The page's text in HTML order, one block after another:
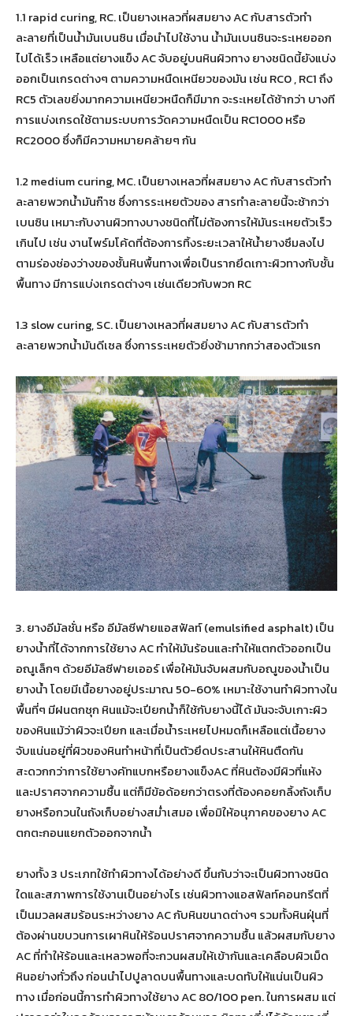
1.1 rapid curing, RC. เป็นยางเหลวที่ผสมยาง AC กับสารตัวทำ
ละลายที่เป็นน้ำมันเบนซิน เมื่อนำไปใช้งาน น้ำมันเบนซินจะระเหยออก
ไปได้เร็ว เหลือแต่ยางแข็ง AC จับอยู่บนหินผิวทาง ยางชนิดนี้ยังแบ่ง
ออกเป็นเกรดต่างๆ ตามความหนืดเหนียวของมัน เช่น RC0 , RC1 ถึง
RC5 ตัวเลขยิ่งมากความเหนียวหนืดก็มีมาก จะระเหยได้ช้ากว่า บางที
การแบ่งเกรดใช้ตามระบบการวัดความหนืดเป็น RC1000 หรือ
RC2000 ซึ่งก็มีความหมายคล้ายๆ กัน
1.2 medium curing, MC. เป็นยางเหลวที่ผสมยาง AC กับสารตัวทำ
ละลายพวกน้ำมันก๊าซ ซึ่งการระเหยตัวของ สารทำละลายนี้จะช้ากว่า
เบนซิน เหมาะกับงานผิวทางบางชนิดที่ไม่ต้องการให้มันระเหยตัวเร็ว
เกินไป เช่น งานไพร์มโค้ดที่ต้องการทิ้งระยะเวลาให้น้ำยางซึมลงไป
ตามร่องช่องว่างของชั้นหินพื้นทางเพื่อเป็นรากยึดเกาะผิวทางกับชั้น
พื้นทาง มีการแบ่งเกรดต่างๆ เช่นเดียวกับพวก RC
1.3 slow curing, SC. เป็นยางเหลวที่ผสมยาง AC กับสารตัวทำ
ละลายพวกน้ำมันดีเซล ซึ่งการระเหยตัวยิ่งช้ามากกว่าสองตัวแรก
3. ยางอีมัลชั่น หรือ อีมัลซีฟายแอสฟัลท์ (emulsified asphalt) เป็น
ยางน้ำที่ได้จากการใช้ยาง AC ทำให้มันร้อนและทำให้แตกตัวออกเป็น
อณูเล็กๆ ด้วยอีมัลซีฟายเออร์ เพื่อให้มันจับผสมกับอณูของน้ำเป็น
ยางน้ำ โดยมีเนื้อยางอยู่ประมาณ 50-60% เหมาะใช้งานทำผิวทางใน
พื้นที่ๆ มีฝนตกชุก หินแม้จะเปียกน้ำก็ใช้กับยางนี้ได้ มันจะจับเกาะผิว
ของหินแม้ว่าผิวจะเปียก และเมื่อน้ำระเหยไปหมดก็เหลือแต่เนื้อยาง
จับแน่นอยู่ที่ผิวของหินทำหน้าที่เป็นตัวยึดประสานให้หินตืดกัน
สะดวกกว่าการใช้ยางคัทแบกหรือยางแข็งAC ที่หินต้องมีผิวที่แห้ง
และปราศจากความชื้น แต่ก็มีข้อด้อยกว่าตรงที่ต้องคอยกลิ้งถังเก็บ
ยางหรือกวนในถังเก็บอย่างสม่ำเสมอ เพื่อมิให้อนุภาคของยาง AC
ตกตะกอนแยกตัวออกจากน้ำ
ยางทั้ง 3 ประเภทใช้ทำผิวทางได้อย่างดี ขึ้นกับว่าจะเป็นผิวทางชนิด
ใดและสภาพการใช้งานเป็นอย่างไร เช่นผิวทางแอสฟัลท์คอนกรีตที่
เป็นมวลผสมร้อนระหว่างยาง AC กับหินขนาดต่างๆ รวมทั้งหินฝุ่นที่
ต้องผ่านขบวนการเผาหินให้ร้อนปราศจากความชื้น แล้วผสมกับยาง
AC ที่ทำให้ร้อนและเหลวพอที่จะกวนผสมให้เข้ากันและเคลือบผิวเม็ด
หินอย่างทั่วถึง ก่อนนำไปปูลาดบนพื้นทางและบดทับให้แน่นเป็นผิว
ทาง เมื่อก่อนนี้การทำผิวทางใช้ยาง AC 80/100 pen. ในการผสม แต่